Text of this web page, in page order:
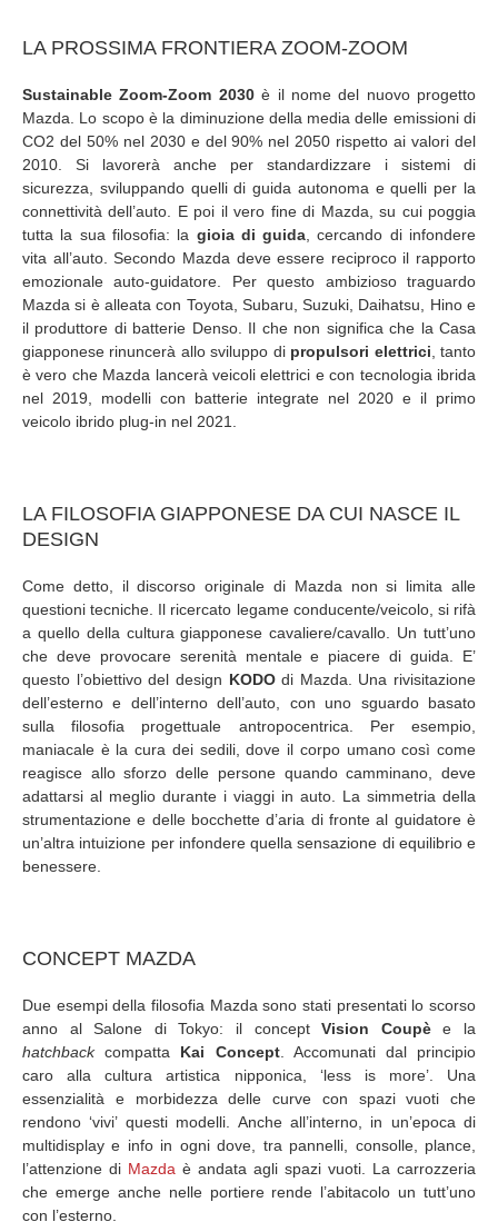
LA PROSSIMA FRONTIERA ZOOM-ZOOM
Sustainable Zoom-Zoom 2030è il nome del nuovo progetto
Mazda. Lo scopo è la diminuzione della media delle emissioni di
CO2 del 50% nel 2030 e del 90% nel 2050 rispetto ai valori del
2010. Si lavorerà anche per standardizzare i sistemi di
sicurezza, sviluppando quelli di guida autonoma e quelli per la
connettività dell’auto. E poi il vero fine di Mazda, su cui poggia
tutta la sua filosofia: la gioia di guida , cercando di infondere
vita all’auto. Secondo Mazda deve essere reciproco il rapporto
emozionale auto-guidatore. Per questo ambizioso traguardo
Mazda si è alleata con Toyota, Subaru, Suzuki, Daihatsu, Hino e
il produttore di batterie Denso.
Il che non significa che la Casa
giapponese rinuncerà allo sviluppo di propulsori elettrici , tanto
è vero che Mazda lancerà veicoli elettrici e con tecnologia ibrida
nel 2019, modelli con batterie integrate nel 2020 e il primo
veicolo ibrido plug-in nel 2021.
LA FILOSOFIA GIAPPONESE DA CUI NASCE IL
DESIGN
Come detto, il discorso originale di Mazda non si limita alle
questioni tecniche. Il ricercato legame conducente/veicolo, si rifà
a quello della cultura giapponese cavaliere/cavallo. Un tutt’uno
che deve provocare serenità mentale e piacere di guida. E’
questo l’obiettivo del design KODOdi Mazda. Una rivisitazione
dell’esterno e dell’interno dell’auto, con uno sguardo basato
sulla filosofia progettuale antropocentrica. Per esempio,
maniacale è la cura dei sedili, dove il corpo umano così come
reagisce allo sforzo delle persone quando camminano, deve
adattarsi al meglio durante i viaggi in auto. La simmetria della
strumentazione e delle bocchette d’aria di fronte al guidatore è
un’altra intuizione per infondere quella sensazione di equilibrio e
benessere.
CONCEPT MAZDA
Due esempi della filosofia Mazda sono stati presentati lo scorso
anno al Salone di Tokyo: il conceptVision Coupèe la
hatchbackcompatta Kai Concept. Accomunati dal principio
caro alla cultura artistica nipponica, ‘less is more’. Una
essenzialità e morbidezza delle curve con spazi vuoti che
rendono ‘vivi’ questi modelli. Anche all’interno, in un’epoca di
multidisplay e info in ogni dove, tra pannelli, consolle, plance,
l’attenzione di Mazda è andata agli spazi vuoti. La carrozzeria
che emerge anche nelle portiere rende l’abitacolo un tutt’uno
con l’esterno.